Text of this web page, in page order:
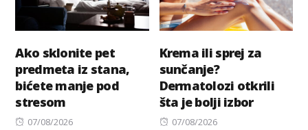
Ako sklonite pet
predmeta iz stana,
bićete manje pod
stresom
Posted
07/08/2026
Krema ili sprej za
sunčanje?
Dermatolozi otkrili
šta je bolji izbor
Posted
07/08/2026